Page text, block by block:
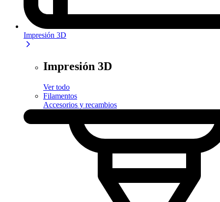
Impresión 3D
Impresión 3D
Ver todo
Filamentos
Accesorios y recambios